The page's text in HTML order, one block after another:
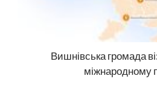
Вишнівська громада
міжнародному